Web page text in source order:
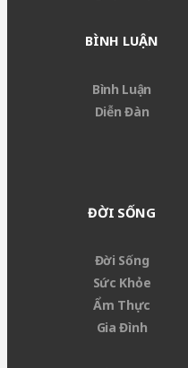
BÌNH LUẬN
Bình Luận
Diễn Đàn
ĐỜI SỐNG
Đời Sống
Sức Khỏe
Ẩm Thực
Gia Đình